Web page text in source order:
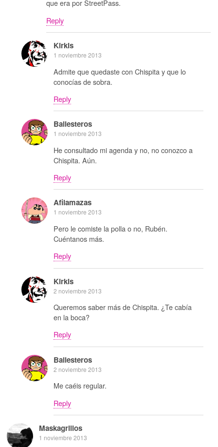
que era por StreetPass.
Reply
Kirkis
1 noviembre 2013
Admite que quedaste con Chispita y que lo
conocías de sobra.
Reply
Ballesteros
1 noviembre 2013
He consultado mi agenda y no, no conozco a
Chispita. Aún.
Reply
Afilamazas
1 noviembre 2013
Pero le comiste la polla o no, Rubén.
Cuéntanos más.
Reply
Kirkis
2 noviembre 2013
Queremos saber más de Chispita. ¿Te cabía
en la boca?
Reply
Ballesteros
2 noviembre 2013
Me caéis regular.
Reply
Maskagrillos
1 noviembre 2013